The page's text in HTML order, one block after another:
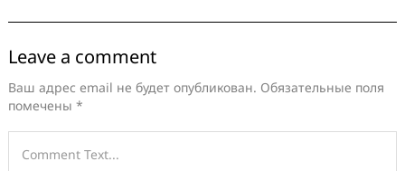
Leave a comment
Ваш адрес email не будет опубликован. Обязательные поля
помечены *